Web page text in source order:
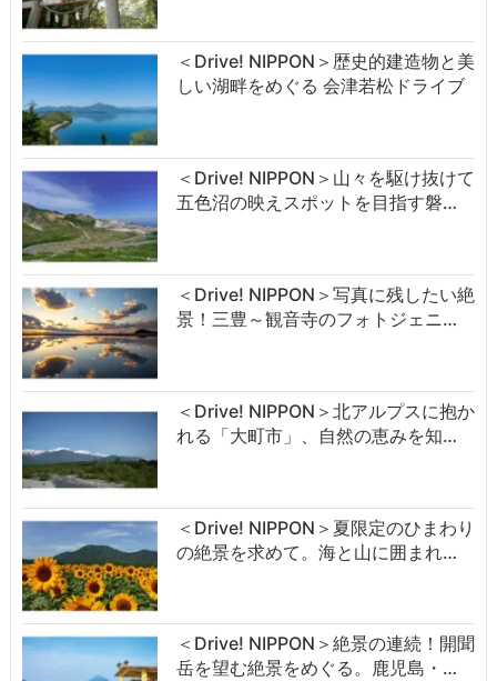
＜Drive! NIPPON＞歴史的建造物と美
しい湖畔をめぐる 会津若松ドライブ
＜Drive! NIPPON＞山々を駆け抜けて
五色沼の映えスポットを目指す磐…
＜Drive! NIPPON＞写真に残したい絶
景！三豊～観音寺のフォトジェニ…
＜Drive! NIPPON＞北アルプスに抱か
れる「大町市」、自然の恵みを知…
＜Drive! NIPPON＞夏限定のひまわり
の絶景を求めて。海と山に囲まれ…
＜Drive! NIPPON＞絶景の連続！開聞
岳を望む絶景をめぐる。鹿児島・…